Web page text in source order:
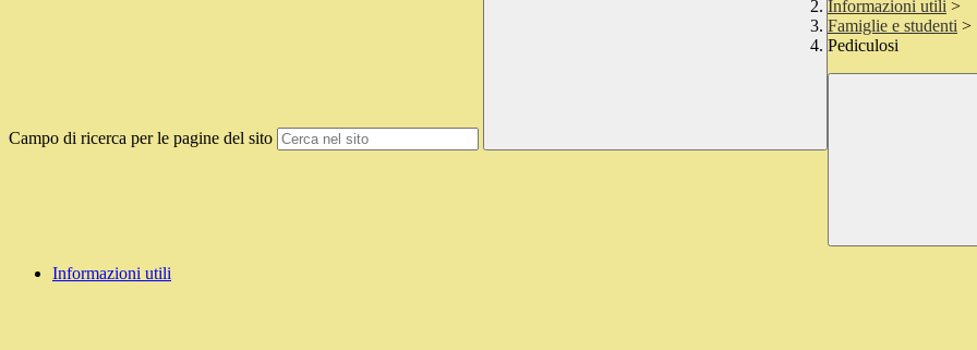
Campo di ricerca per le pagine del sito
Informazioni utili >
Famiglie e studenti >
Pediculosi
Informazioni utili